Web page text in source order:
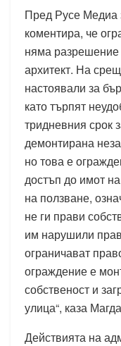
Пред Русе Медиа
коментира, че
няма разрешение
архитект. На
настоявали за
като търпят
тридневния срок
демонтирана
но това е
достъп до имот
на ползване,
не ги прави
им нарушили
ограничават
ограждение е
собственост и
улица“, каза
Действията на